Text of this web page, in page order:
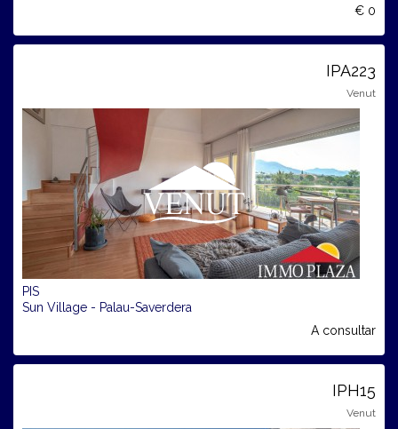
€ 0
IPA223
Venut
PIS
Sun Village - Palau-Saverdera
A consultar
IPH15
Venut